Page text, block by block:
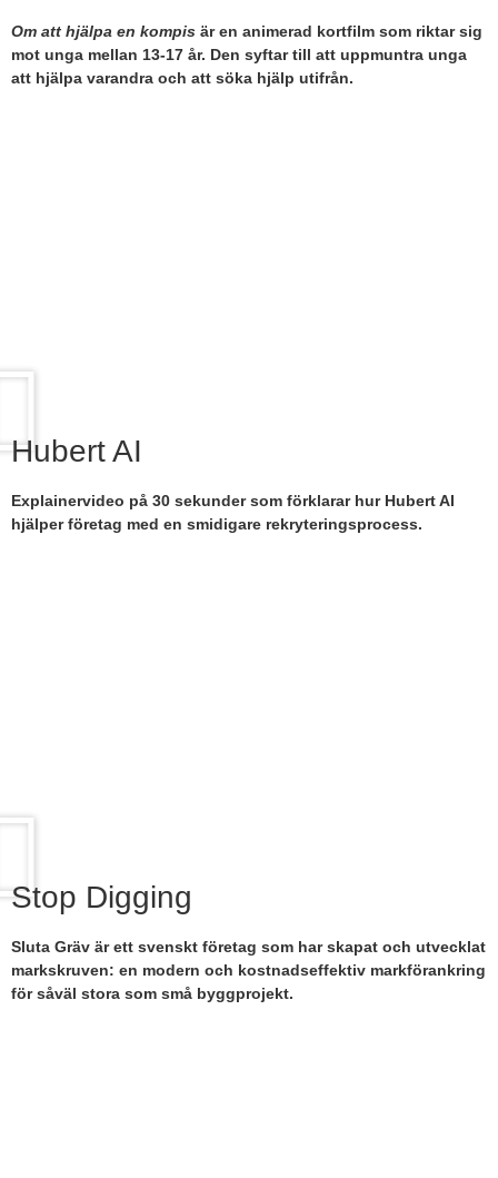
Om att hjälpa en kompis är en animerad kortfilm som riktar sig
mot unga mellan 13-17 år. Den syftar till att uppmuntra unga
att hjälpa varandra och att söka hjälp utifrån.
Hubert AI
Explainervideo på 30 sekunder som förklarar hur Hubert AI
hjälper företag med en smidigare rekryteringsprocess.
Stop Digging
Sluta Gräv är ett svenskt företag som har skapat och utvecklat
markskruven: en modern och kostnadseffektiv markförankring
för såväl stora som små byggprojekt.